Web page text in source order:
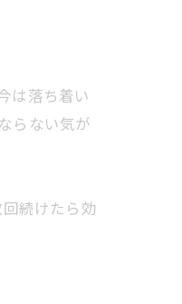
は落ち着い
らない気が
続けたら効